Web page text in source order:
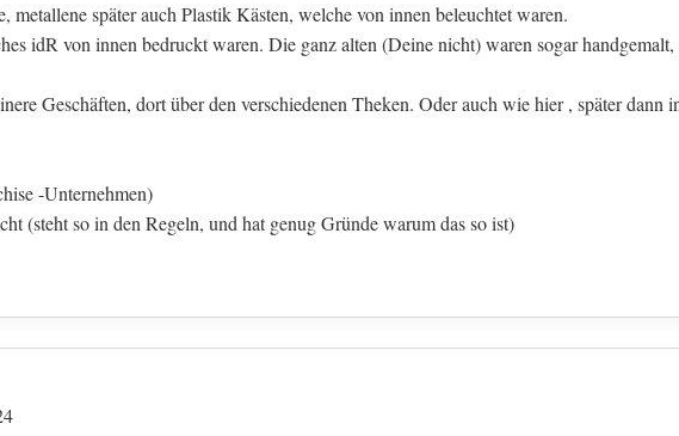
metallene später auch Plastik Kästen, welche von innen beleuchtet waren.
idR von innen bedruckt waren. Die ganz alten (Deine nicht) waren sogar handgemalt,
Geschäften, dort über den verschiedenen Theken. Oder auch wie hier , später dann
-Unternehmen)
(steht so in den Regeln, und hat genug Gründe warum das so ist)